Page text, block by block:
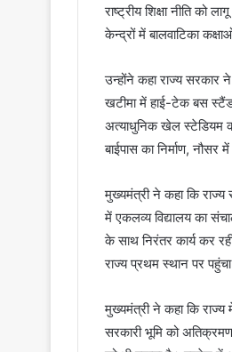
राष्ट्रीय शिक्षा नीति
केन्द्रों में बालवाटिका
उन्होंने कहा राज्य सरकार
खटीमा में हाई-टेक बस
अत्याधुनिक खेल स्टेडियम
बाईपास का निर्माण,
मुख्यमंत्री ने कहा कि राज्य
में एकलव्य विद्यालय का
के साथ निरंतर कार्य कर
राज्य प्रथम स्थान पर
मुख्यमंत्री ने कहा कि
सरकारी भूमि को